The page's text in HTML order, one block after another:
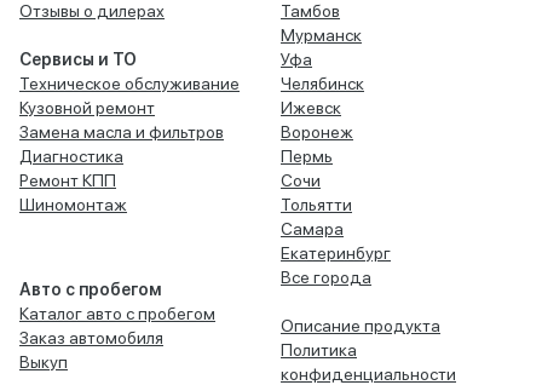
Отзывы о дилерах
Сервисы и ТО
Техническое обслуживание
Кузовной ремонт
Замена масла и фильтров
Диагностика
Ремонт КПП
Шиномонтаж
Авто с пробегом
Каталог авто с пробегом
Заказ автомобиля
Выкуп
Тамбов
Мурманск
Уфа
Челябинск
Ижевск
Воронеж
Пермь
Сочи
Тольятти
Самара
Екатеринбург
Все города
Описание продукта
Политика
конфиденциальности